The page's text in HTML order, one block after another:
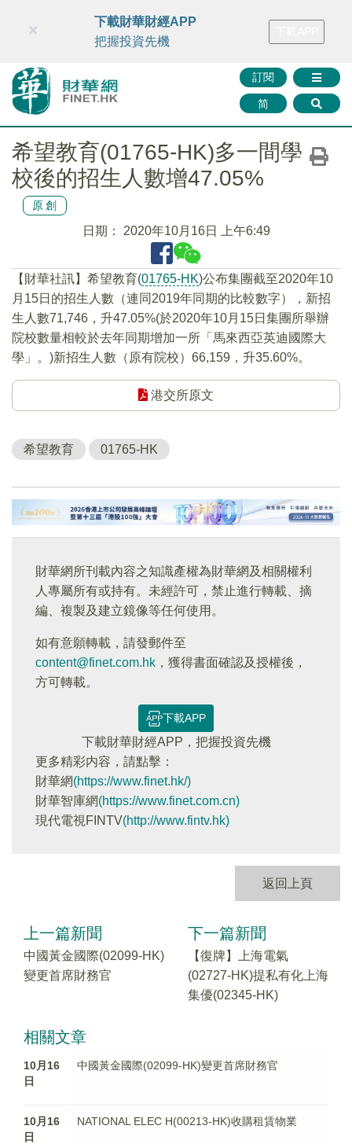
財華智庫網 FINTV FINMETA 財華證券 媒體矩陣
訂閱
简
×
下載財華財經APP
把握投資先機
希望教育(01765-HK)多一間學
校後的招生人數增47.05%
原創
日期： 2020年10月16日 上午6:49
【財華社訊】希望教育(01765-HK)公布集團截至2020年10
月15日的招生人數（連同2019年同期的比較數字），新招
生人數71,746，升47.05%(於2020年10月15日集團所舉辦
院校數量相較於去年同期增加一所「馬來西亞英迪國際大
學」。)新招生人數（原有院校）66,159，升35.60%。
港交所原文
希望教育 01765-HK
財華網所刊載內容之知識產權為財華網及相關權利
人專屬所有或持有。未經許可，禁止進行轉載、摘
編、複製及建立鏡像等任何使用。
如有意願轉載，請發郵件至
content@finet.com.hk ，獲得書面確認及授權後，
方可轉載。
下載APP
下載財華財經APP，把握投資先機
更多精彩内容，請點擊：
財華網(https://www.finet.hk/)
財華智庫網(https://www.finet.com.cn)
現代電視FINTV(http://www.fintv.hk)
返回上頁
上一篇新聞
中國黃金國際(02099-HK)
變更首席財務官
下一篇新聞
【復牌】上海電氣
(02727-HK)提私有化上海
集優(02345-HK)
相關文章
10月16
日
中國黃金國際(02099-HK)變更首席財務官
10月16
日
NATIONAL ELEC H(00213-HK)收購租賃物業